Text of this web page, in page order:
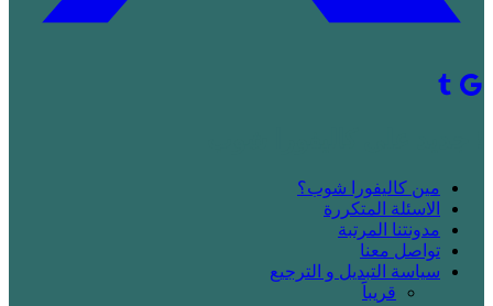
مين كاليفورا شوب؟
الاسئلة المتكررة
مدونتنا المرتبة
تواصل معنا
سياسة التبديل و الترجيع
قريباََ